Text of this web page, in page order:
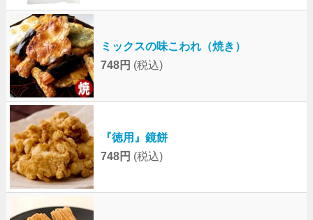
ミックスの味こわれ（焼き）
748円 (税込)
『徳用』鏡餅
748円 (税込)